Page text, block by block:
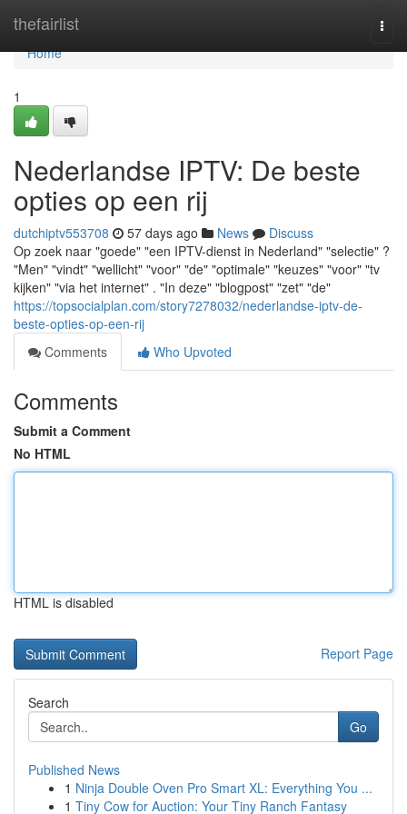
thefairlist
Home
Home
1
Nederlandse IPTV: De beste
opties op een rij
dutchiptv553708 57 days ago News
Discuss
Op zoek naar "goede" "een IPTV-dienst in Nederland" "selectie" ?
"Men" "vindt" "wellicht" "voor" "de" "optimale" "keuzes" "voor" "tv
kijken" "via het internet" . "In deze" "blogpost" "zet" "de"
https://topsocialplan.com/story7278032/nederlandse-iptv-de-
beste-opties-op-een-rij
Comments
Who Upvoted
Comments
Submit a Comment
No HTML
HTML is disabled
Report Page
Search
Go
Published News
1 Ninja Double Oven Pro Smart XL: Everything You ...
1 Tiny Cow for Auction: Your Tiny Ranch Fantasy